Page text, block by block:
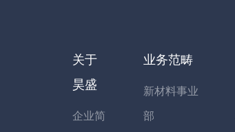
关于
昊盛
企业简
业务范畴
新材料事业
部